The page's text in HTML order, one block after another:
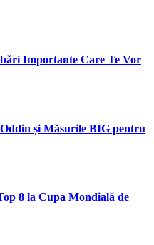
Importante Care Te Vor
și Măsurile BIG pentru
8 la Cupa Mondială de